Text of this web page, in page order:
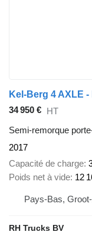
Kel-Berg 4 AXLE
34 950 € HT
Semi-remorque
2017
Capacité de charge
Poids net à vide 12
Pays-Bas,
RH Trucks BV